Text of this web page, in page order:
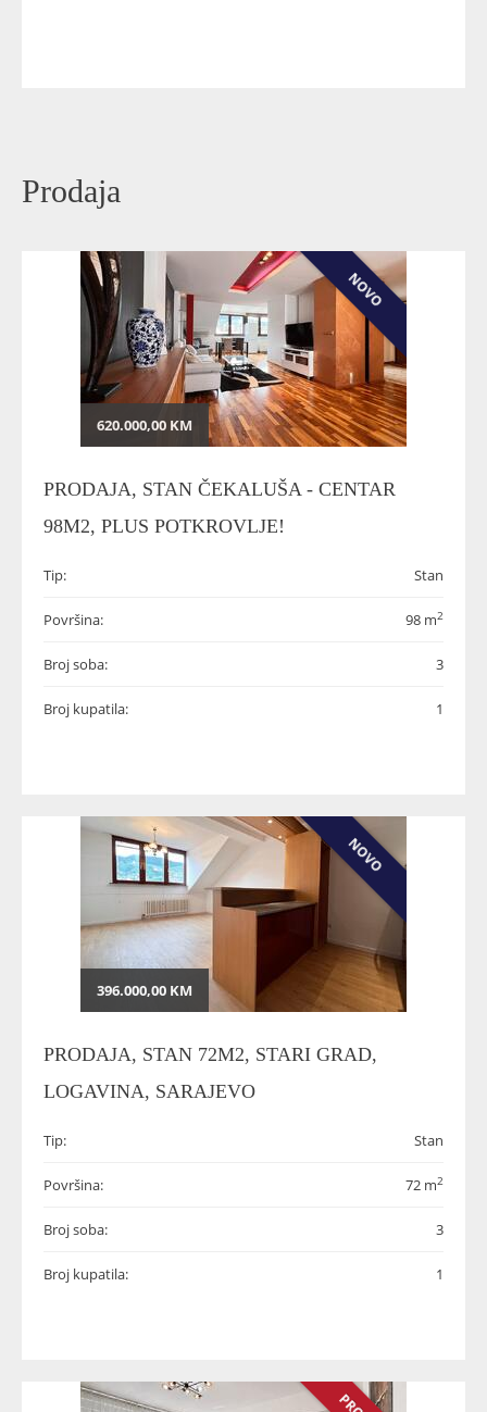
Prodaja
NOVO
620.000,00 KM
PRODAJA, STAN ČEKALUŠA - CENTAR
98M2, PLUS POTKROVLJE!
Tip: Stan
Površina: 98 m2
Broj soba: 3
Broj kupatila: 1
NOVO
396.000,00 KM
PRODAJA, STAN 72M2, STARI GRAD,
LOGAVINA, SARAJEVO
Tip: Stan
Površina: 72 m2
Broj soba: 3
Broj kupatila: 1